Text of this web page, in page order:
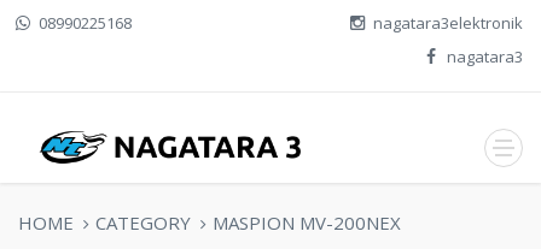
08990225168
nagatara3elektronik
nagatara3
HOME CATEGORY MASPION MV-200NEX